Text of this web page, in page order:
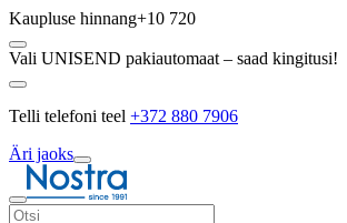
Kaupluse hinnang+10 720
Vali UNISEND pakiautomaat – saad kingitusi!
Telli telefoni teel +372 880 7906
Äri jaoks